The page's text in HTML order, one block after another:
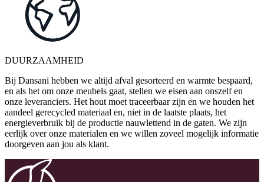
DUURZAAMHEID
Bij Dansani hebben we altijd afval gesorteerd en warmte bespaard,
en als het om onze meubels gaat, stellen we eisen aan onszelf en
onze leveranciers. Het hout moet traceerbaar zijn en we houden het
aandeel gerecycled materiaal en, niet in de laatste plaats, het
energieverbruik bij de productie nauwlettend in de gaten. We zijn
eerlijk over onze materialen en we willen zoveel mogelijk informatie
doorgeven aan jou als klant.